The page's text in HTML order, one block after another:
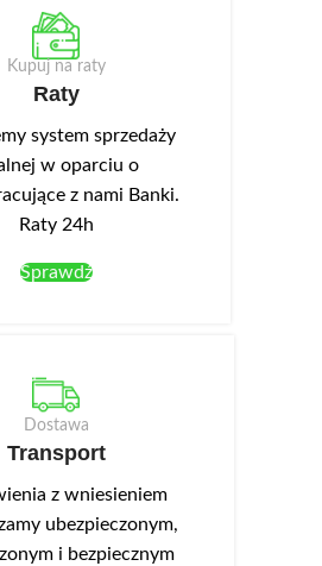
Kupuj na raty
Raty
system sprzedaży
w oparciu o
z nami Banki.
Raty 24h
Sprawdź
Dostawa
Transport
z wniesieniem
ubezpieczonym,
i bezpiecznym